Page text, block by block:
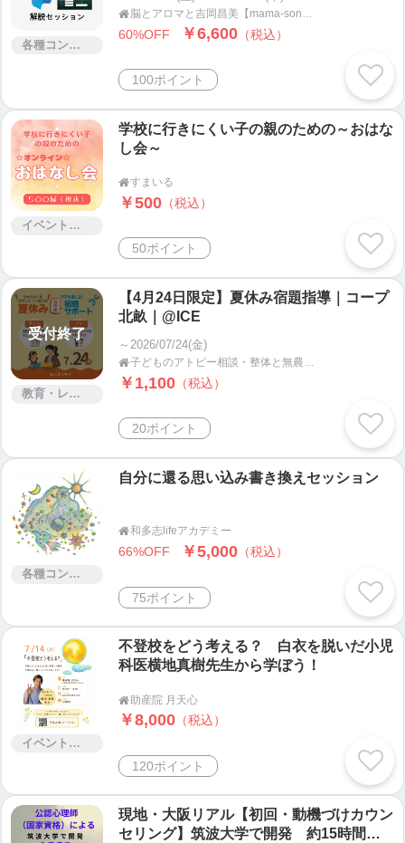
各種コンサルティング
 脳とアロマと吉岡昌美【mama-sono】
60%OFF ￥6,600 （税込）
100ポイント
イベント・セミナー・交流会
学校に行きにくい子の親のための～おはな
し会～
すまいる
￥500 （税込）
50ポイント
受付終了
教育・レッスン・講習
【4月24日限定】夏休み宿題指導｜コープ
北畝｜@ICE
～2026/07/24(金)
 子どものアトピー相談・整体と無農薬野菜・岡山ヒノキの店｜ICE(アイス)倉敷
￥1,100 （税込）
20ポイント
各種コンサルティング
自分に還る思い込み書き換えセッション
和多志lifeアカデミー
66%OFF ￥5,000 （税込）
75ポイント
イベント・セミナー・交流会
不登校をどう考える？ 白衣を脱いだ小児
科医横地真樹先生から学ぼう！
助産院 月天心
￥8,000 （税込）
120ポイント
現地・大阪リアル【初回・動機づけカウン
セリング】筑波大学で開発 約15時間前